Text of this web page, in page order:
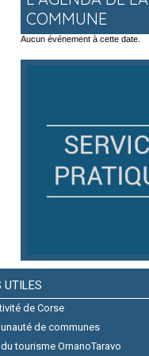
COMMUNE
Aucun événement à cette date.
UTILES
de Corse
de communes
tourisme OrnanoTaravo